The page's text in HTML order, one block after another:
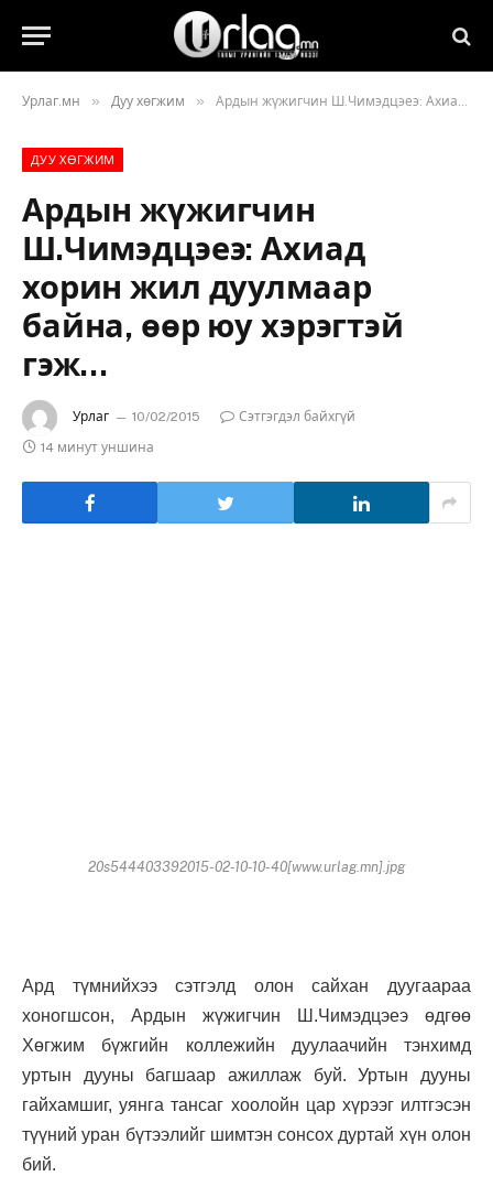
Урлаг.мн » Дуу хөгжим » Ардын жүжигчин Ш.Чимэдцэеэ: Ахиад хорин жил дуулмаар байна, өөр юу хэрэгтэй гэж…
ДУУ ХӨГЖИМ
Ардын жүжигчин
Ш.Чимэдцэеэ: Ахиад
хорин жил дуулмаар
байна, өөр юу хэрэгтэй
гэж…
Урлаг 10/02/2015
Сэтгэгдэл байхгүй
14 минут уншина
20s544403392015-02-10-10-40[www.urlag.mn].jpg
Ард түмнийхээ сэтгэлд олон сайхан дуугаараа
хоногшсон, Ардын жүжигчин Ш.Чимэдцэеэ өдгөө
Хөгжим бүжгийн коллежийн дуулаачийн тэнхимд
уртын дууны багшаар ажиллаж буй. Уртын дууны
гайхамшиг, уянга тансаг хоолойн цар хүрээг илтгэсэн
түүний уран бүтээлийг шимтэн сонсох дуртай хүн олон
бий.